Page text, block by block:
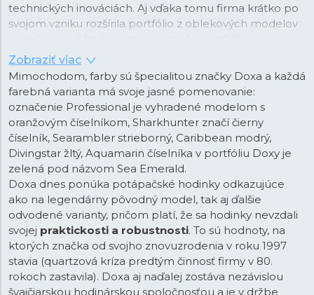
technických inováciách. Aj vďaka tomu firma krátko po
svojom vzniku rozšírila portfólio z oblekových modelov
automobiloch, lietadlách aj lodiach. Špecialitou týchto
hodín bol patentovaný kaliber s osemdňovou rezervou
náťahu. Vďaka svojej vyspelosti sa hodinky Doxa vtedy
objavili napríklad na palubných doskách športových
modelov značky Bugatti.
Moderná história značky Doxa je ale celkom jasne spätá
s modelmi, ktoré vychádzajú z legendárneho typu
potápačských hodiniekSUB 300uvedeného v roku
1967. Tou dobou už potápačské hodinky vyrábali aj
ďalšie značky, ale Doxa sa pri vývoji tých svojich spojí s
profesionálmi a spojila s profesionálmi dovoliť širšiu
skupinku potápačov a aby pre nich mali hodinky čo
najväčší praktický prínos. Preto hodinky, na ktorých
vývoji sa podieľal okrem iného aj známy Jacques-Yves
Cousteau, dostali napríkladstupnicu na výpočet
Zobraziť viac
Mimochodom, farby sú špecialitou značky Doxa a každá
farebná varianta má svoje jasné pomenovanie:
označenie Professional je vyhradené modelom s
oranžovým číselníkom, Sharkhunter značí čierny
číselník, Searambler strieborný, Caribbean modrý,
Divingstar žltý, Aquamarin číselníka v portfóliu Doxy je
zelená pod názvom Sea Emerald.
Doxa dnes ponúka potápačské hodinky odkazujúce
ako na legendárny pôvodný model, tak aj ďalšie
odvodené varianty, pričom platí, že sa hodinky nevzdali
svojej praktickosti a robustnosti. To sú hodnoty, na
ktorých značka od svojho znovuzrodenia v roku 1997
stavia (quartzová kríza predtým činnosť firmy v 80.
rokoch zastavila). Doxa aj naďalej zostáva nezávislou
švajčiarskou hodinárskou spoločnosťou a je v držbe